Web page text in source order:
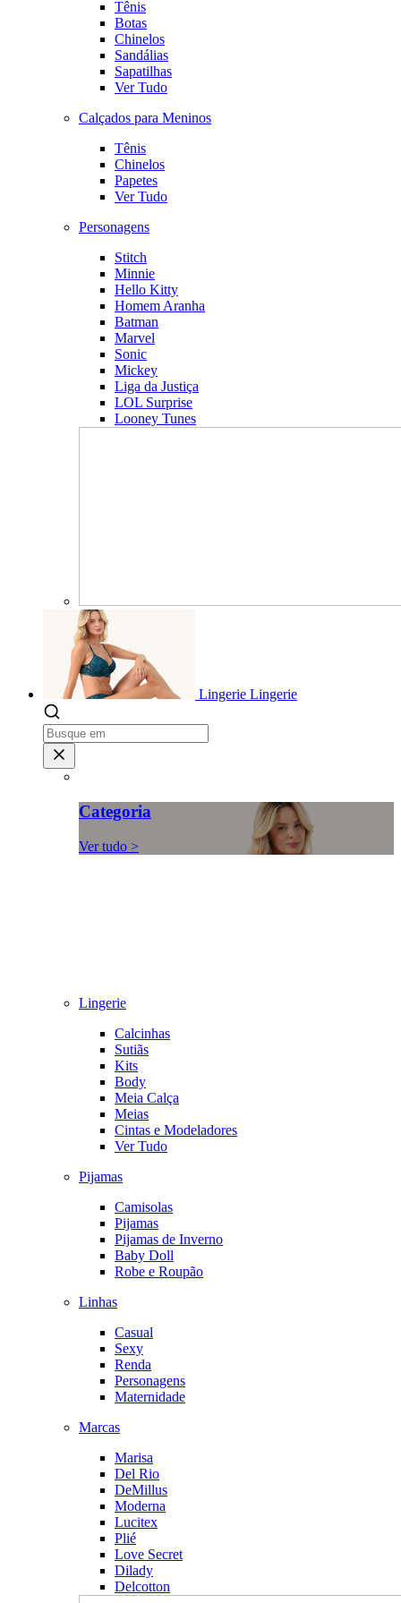
Tênis
Botas
Chinelos
Sandálias
Sapatilhas
Ver Tudo
Calçados para Meninos
Tênis
Chinelos
Papetes
Ver Tudo
Personagens
Stitch
Minnie
Hello Kitty
Homem Aranha
Batman
Marvel
Sonic
Mickey
Liga da Justiça
LOL Surprise
Looney Tunes
Lingerie Lingerie
Categoria
Ver tudo >
Lingerie
Calcinhas
Sutiãs
Kits
Body
Meia Calça
Meias
Cintas e Modeladores
Ver Tudo
Pijamas
Camisolas
Pijamas
Pijamas de Inverno
Baby Doll
Robe e Roupão
Linhas
Casual
Sexy
Renda
Personagens
Maternidade
Marcas
Marisa
Del Rio
DeMillus
Moderna
Lucitex
Plié
Love Secret
Dilady
Delcotton